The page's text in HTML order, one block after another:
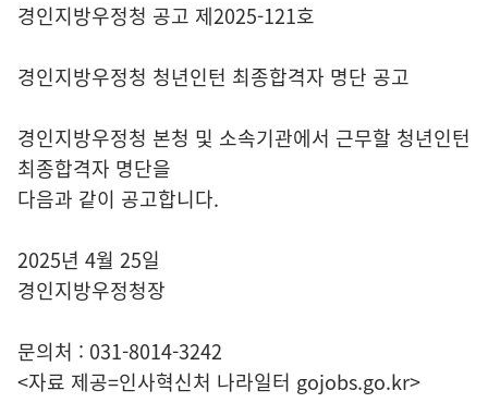
경인지방우정청 공고 제2025-121호
경인지방우정청 청년인턴 최종합격자 명단 공고
경인지방우정청 본청 및 소속기관에서 근무할 청년인턴
최종합격자 명단을
다음과 같이 공고합니다.
2025년 4월 25일
경인지방우정청장
문의처 : 031-8014-3242
<자료 제공=인사혁신처 나라일터 gojobs.go.kr>